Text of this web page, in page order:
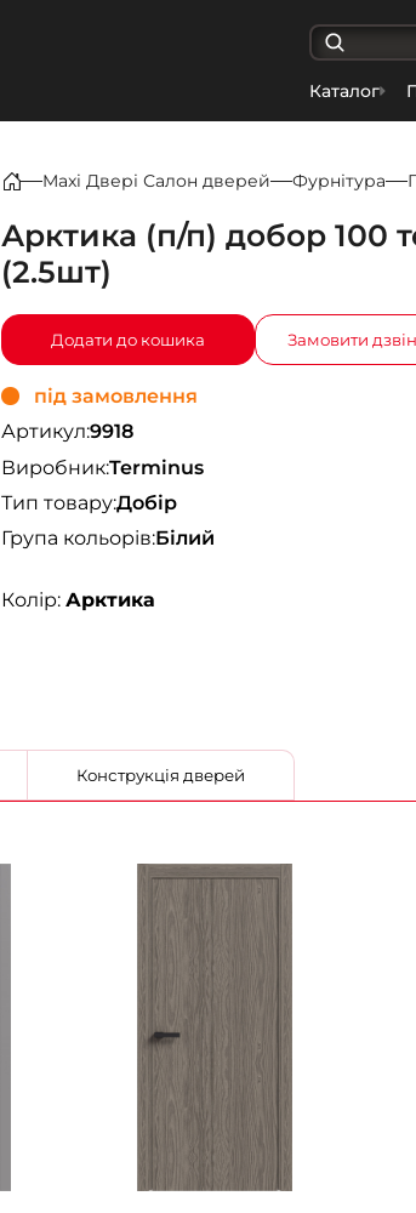
Каталог
Maxi Двері Салон дверей Фурнітура
Арктика (п/п) добор 100
(2.5шт)
Додати до кошика Замовити
під замовлення
Артикул:9918
Виробник:Terminus
Тип товару:Добір
Група кольорів:Білий
Колір: Арктика
Конструкція дверей